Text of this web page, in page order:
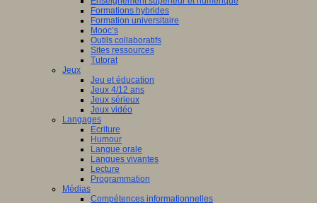
Formations hybrides
Formation universitaire
Mooc’s
Outils collaboratifs
Sites ressources
Tutorat
Jeux
Jeu et éducation
Jeux 4/12 ans
Jeux sérieux
Jeux vidéo
Langages
Ecriture
Humour
Langue orale
Langues vivantes
Lecture
Programmation
Médias
Compétences informationnelles